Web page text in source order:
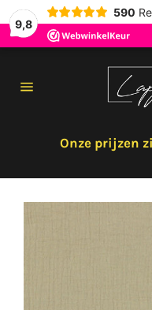
9,8
590
Onze prijzen